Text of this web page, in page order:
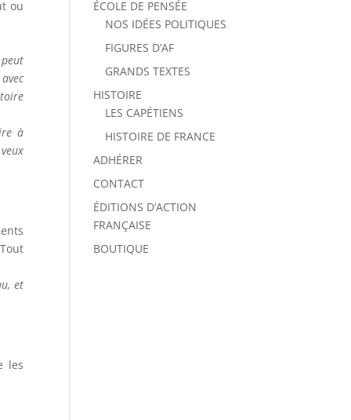
ou
à
et
les
ÉCOLE DE PENSÉE
NOS IDÉES POLITIQUES
FIGURES D’AF
GRANDS TEXTES
HISTOIRE
LES CAPÉTIENS
HISTOIRE DE FRANCE
ADHÉRER
CONTACT
ÉDITIONS D’ACTION
FRANÇAISE
BOUTIQUE